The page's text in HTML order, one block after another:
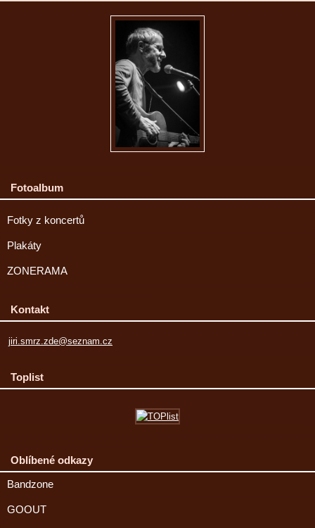
Fotoalbum
Fotky z koncertů
Plakáty
ZONERAMA
Kontakt
jiri.smrz.zde@seznam.cz
Toplist
Oblíbené odkazy
Bandzone
GOOUT